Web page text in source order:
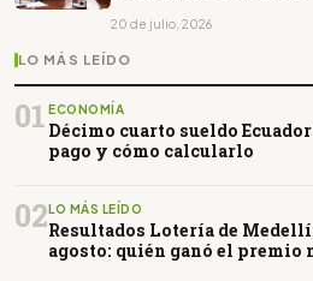
20 de julio, 2026
LO MÁS LEÍDO
01 ECONOMÍA
Décimo cuarto sueldo
pago y cómo calcularlo
02LO MÁS LEÍDO
Resultados Lotería de
agosto: quién ganó el premio